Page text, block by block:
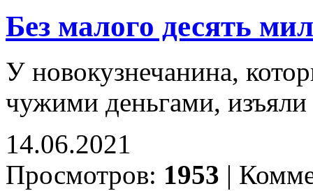
Без малого десять
У новокузнечанина,
чужими деньгами,
14.06.2021
Просмотров: 1953 |